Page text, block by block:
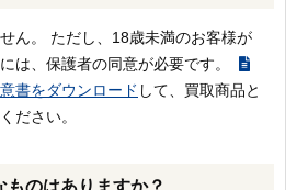
ん。 ただし、18歳未満のお客様が
は、保護者の同意が必要です。
書をダウンロード して、買取商品と
ださい。
ものはありますか？